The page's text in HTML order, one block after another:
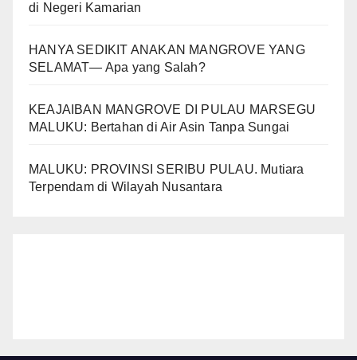
di Negeri Kamarian
HANYA SEDIKIT ANAKAN MANGROVE YANG
SELAMAT— Apa yang Salah?
KEAJAIBAN MANGROVE DI PULAU MARSEGU
MALUKU: Bertahan di Air Asin Tanpa Sungai
MALUKU: PROVINSI SERIBU PULAU. Mutiara
Terpendam di Wilayah Nusantara